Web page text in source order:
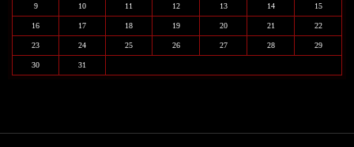
9 10 11 12 13 14 15
16 17 18 19 20 21 22
23 24 25 26 27 28 29
30 31